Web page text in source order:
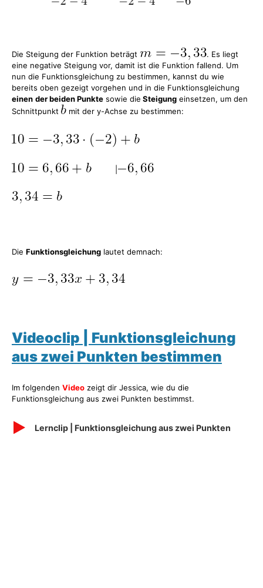
Die Steigung der Funktion beträgt
. Es liegt
eine negative Steigung vor, damit ist die Funktion fallend. Um
nun die Funktionsgleichung zu bestimmen, kannst du wie
bereits oben gezeigt vorgehen und in die Funktionsgleichung
einen der beiden Punkte sowie die Steigung einsetzen, um den
Schnittpunkt
mit der y-Achse zu bestimmen:
Die Funktionsgleichung lautet demnach:
Videoclip | Funktionsgleichung
aus zwei Punkten bestimmen
Im folgenden Video zeigt dir Jessica, wie du die
Funktionsgleichung aus zwei Punkten bestimmst.
Lernclip | Funktionsgleichung aus zwei Punkten